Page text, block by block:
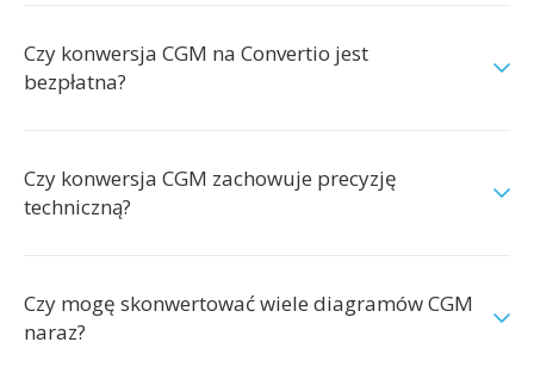
Czy konwersja CGM na Convertio jest
bezpłatna?
Czy konwersja CGM zachowuje precyzję
techniczną?
Czy mogę skonwertować wiele diagramów CGM
naraz?